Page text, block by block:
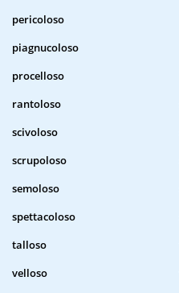
pericoloso
piagnucoloso
procelloso
rantoloso
scivoloso
scrupoloso
semoloso
spettacoloso
talloso
velloso